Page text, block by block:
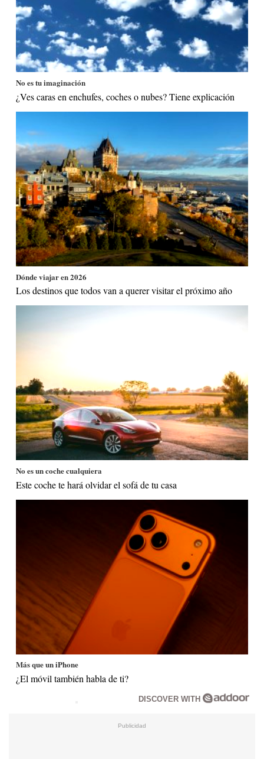
No es tu imaginación
¿Ves caras en enchufes, coches o nubes? Tiene explicación
Dónde viajar en 2026
Los destinos que todos van a querer visitar el próximo año
No es un coche cualquiera
Este coche te hará olvidar el sofá de tu casa
Más que un iPhone
¿El móvil también habla de ti?
DISCOVER WITH